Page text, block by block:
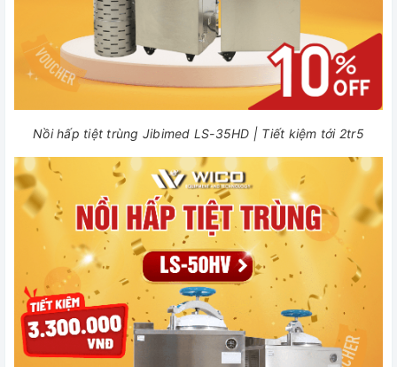
Nồi hấp tiệt trùng Jibimed LS-35HD | Tiết kiệm tới 2tr5